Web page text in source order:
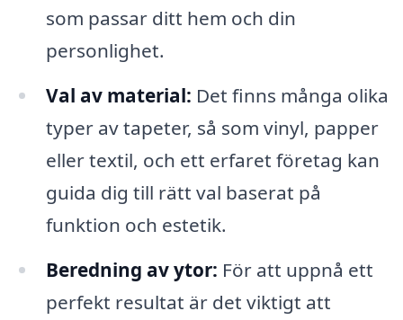
som passar ditt hem och din
personlighet.
Val av material: Det finns många olika
typer av tapeter, så som vinyl, papper
eller textil, och ett erfaret företag kan
guida dig till rätt val baserat på
funktion och estetik.
Beredning av ytor: För att uppnå ett
perfekt resultat är det viktigt att